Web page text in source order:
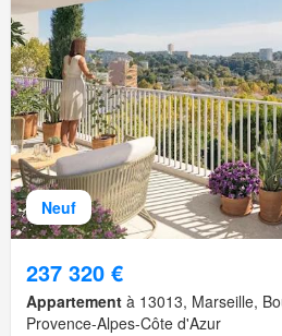
Neuf
237 320 €
Appartement à 13013, Marseille,
Provence-Alpes-Côte d'Azur